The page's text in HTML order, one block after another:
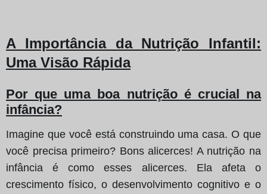
A Importância da Nutrição Infantil:
Uma Visão Rápida
Por que uma boa nutrição é crucial na
infância?
Imagine que você está construindo uma casa. O que
você precisa primeiro? Bons alicerces! A nutrição na
infância é como esses alicerces. Ela afeta o
crescimento físico, o desenvolvimento cognitivo e o